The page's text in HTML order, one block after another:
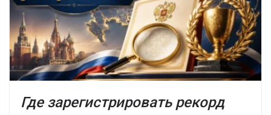
Где зарегистрировать рекорд